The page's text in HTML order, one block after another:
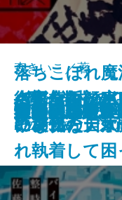
さよならの
い。11
龍ノ国幻想9
神と王1 亡
人魚屋敷の殺
その他の危険
〈完全版〉
になった
人喰いパンダ
聖女が、壺
龍の隠し子
血道
森きいこ／著
新潮文庫nex 978-
2026/05/28
バイ・タイ
の哀切─
落ちこぼれ魔
─魔法学校の
に稀代の天
れ執着して
街角ハルシ
リアル・デ
〈完全版〉
になった
聖女の、遺産
重力アルケミ
最後の魔法
文豪の花嫁
名探偵の顔
ャンクな自
猫の神隠し